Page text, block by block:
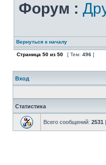
Форум :
Вернуться к началу
Страница 50 из 50 [ Тем: 496 ]
Вход
Статистика
Всего сообщений: 2531